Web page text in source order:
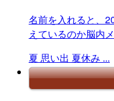
名前を入れると、
えているのか脳内
夏 思い出 夏休み ...